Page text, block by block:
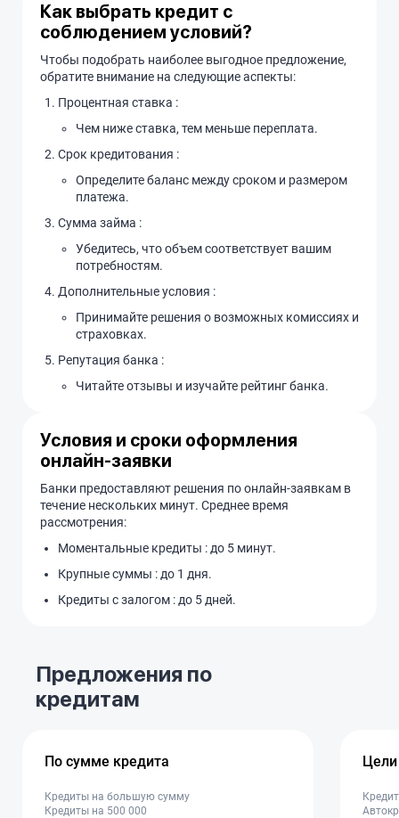
Как выбрать кредит с
соблюдением условий?
Чтобы подобрать наиболее выгодное предложение,
обратите внимание на следующие аспекты:
Процентная ставка :
Чем ниже ставка, тем меньше переплата.
Срок кредитования :
Определите баланс между сроком и размером
платежа.
Сумма займа :
Убедитесь, что объем соответствует вашим
потребностям.
Дополнительные условия :
Принимайте решения о возможных комиссиях и
страховках.
Репутация банка :
Читайте отзывы и изучайте рейтинг банка.
Условия и сроки оформления
онлайн-заявки
Банки предоставляют решения по онлайн-заявкам в
течение нескольких минут. Среднее время
рассмотрения:
Моментальные кредиты : до 5 минут.
Крупные суммы : до 1 дня.
Кредиты с залогом : до 5 дней.
Предложения по
кредитам
По сумме кредита
Кредиты на большую сумму
Кредиты на 500 000